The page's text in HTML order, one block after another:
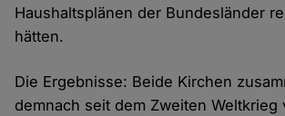
Haushaltsplänen der Bundesländer
hätten.
Die Ergebnisse: Beide Kirchen
demnach seit dem Zweiten Weltkrieg